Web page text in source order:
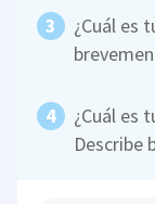
¿Cuál es
¿Cuál es
Describe